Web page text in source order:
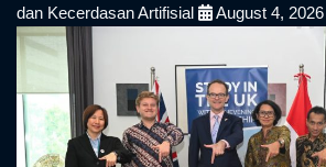
dan Kecerdasan Artifisial
August 4, 2026